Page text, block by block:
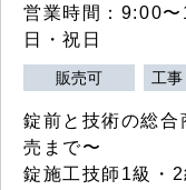
営業時間：9:00
日・祝日
販売可 工
錠前と技術の総合
売まで〜
錠施工技師1級・